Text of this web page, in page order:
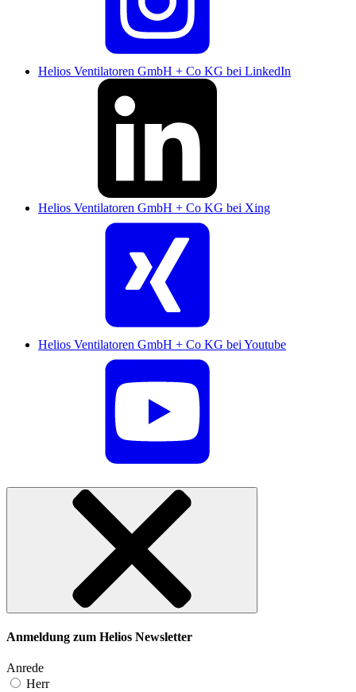
Helios Ventilatoren GmbH + Co KG bei LinkedIn
Helios Ventilatoren GmbH + Co KG bei Xing
Helios Ventilatoren GmbH + Co KG bei Youtube
Anmeldung zum Helios Newsletter
Anrede
Herr